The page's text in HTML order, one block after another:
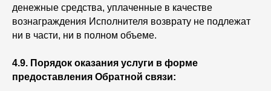
денежные средства, уплаченные в качестве
вознаграждения Исполнителя возврату не подлежат
ни в части, ни в полном объеме.
4.9. Порядок оказания услуги в форме
предоставления Обратной связи: